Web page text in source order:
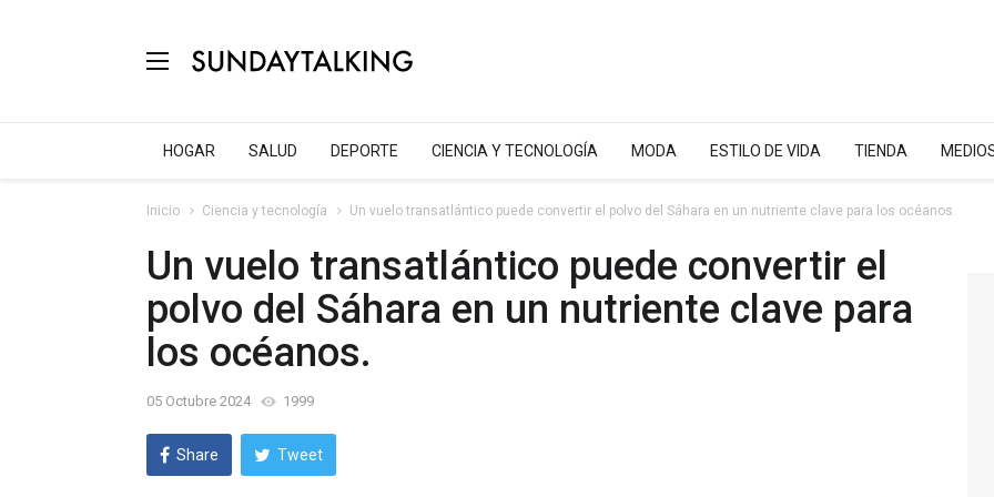
HOGAR SALUD DEPORTE CIENCIA Y TECNOLOGÍA MODA ESTILO DE VIDA TIENDA
Inicio Ciencia y tecnología Un vuelo transatlántico puede convertir el polvo del Sáhara en un nutriente clave para los océanos.
Un vuelo transatlántico puede convertir el
polvo del Sáhara en un nutriente clave para
los océanos.
05 Octubre 2024 1999
Share Tweet